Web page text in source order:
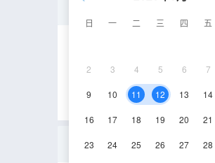
日 一 二 三 四 五
2 3 4 5 6 7
9 10 11 12 13 14
16 17 18 19 20 21
23 24 25 26 27 28
甄選